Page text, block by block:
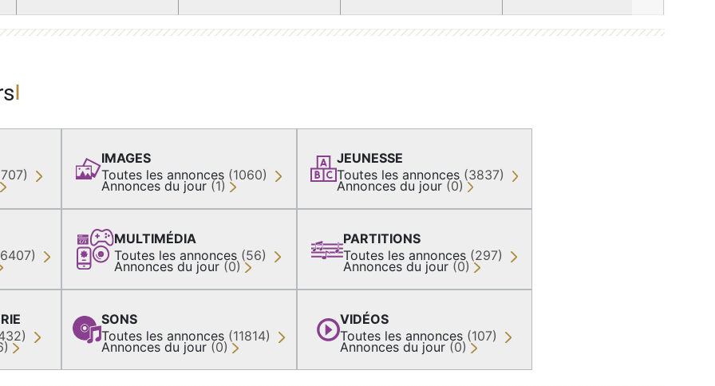
IMAGES
Toutes les annonces (1060)
Annonces du jour (1)
MULTIMÉDIA
Toutes les annonces (56)
Annonces du jour (0)
SONS
Toutes les annonces (11814)
Annonces du jour (0)
JEUNESSE
Toutes les annonces (3837)
Annonces du jour (0)
PARTITIONS
Toutes les annonces (297)
Annonces du jour (0)
VIDÉOS
Toutes les annonces (107)
Annonces du jour (0)